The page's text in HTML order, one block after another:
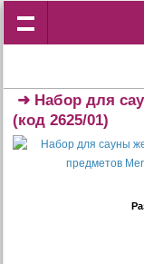
➜ Набор для
(код 2625/01)